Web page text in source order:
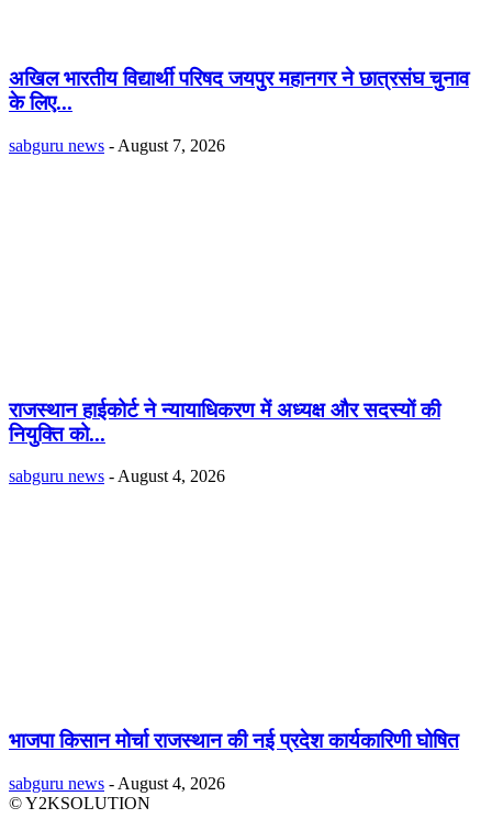
अखिल भारतीय विद्यार्थी परिषद जयपुर महानगर ने छात्रसंघ चुनाव
के लिए...
sabguru news - August 7, 2026
राजस्थान हाईकोर्ट ने न्यायाधिकरण में अध्यक्ष और सदस्यों की
नियुक्ति को...
sabguru news - August 4, 2026
भाजपा किसान मोर्चा राजस्थान की नई प्रदेश कार्यकारिणी घोषित
sabguru news - August 4, 2026
© Y2KSOLUTION